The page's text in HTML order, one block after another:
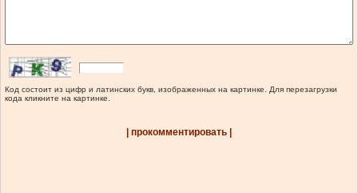
Код состоит из цифр и латинских букв, изображенных на картинке. Для перезагрузки
кода кликните на картинке.
| прокомментировать |